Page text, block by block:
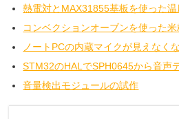
熱電対とMAX31855基板を使った温
コンベクションオーブンを使った米
ノートPCの内蔵マイクが見えなく
STM32のHALでSPH0645から音声
音量検出モジュールの試作